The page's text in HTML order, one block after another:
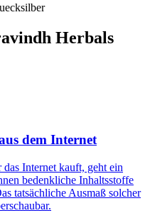
Herbals
dem Internet
Internet kauft, geht ein
bedenkliche Inhaltsstoffe
tatsächliche Ausmaß solcher